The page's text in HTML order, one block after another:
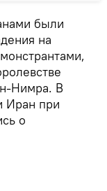
были
на
Нимра. В
Иран при
о